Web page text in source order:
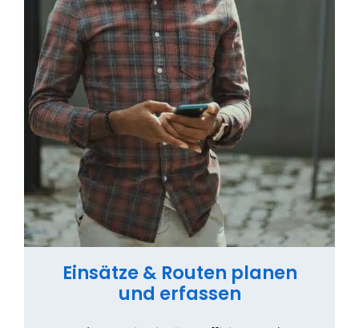
Einsätze & Routen planen
und erfassen